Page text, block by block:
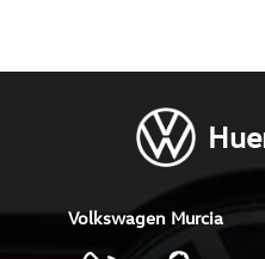
Volkswagen Murcia